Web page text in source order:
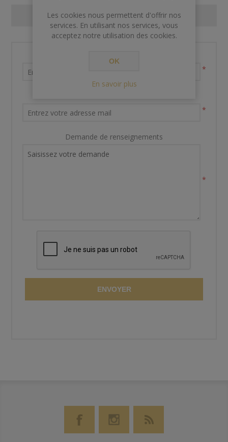
CONTACT US
*
*
Demande de renseignements
*
ENVOYER
Les cookies nous permettent d'offrir nos
services. En utilisant nos services, vous
acceptez notre utilisation des cookies.
OK
En savoir plus